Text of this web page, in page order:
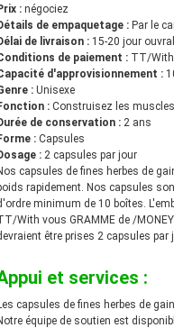
: négociez
de empaquetage : Par le
de livraison : 15-20 jour
de paiement : TT/With
d'approvisionnement :
: Unisexe
: Construisez les
de conservation : 2 ans
: Capsules
: 2 capsules par jour
capsules de fines herbes de
rapidement. Nos capsules
minimum de 10 boîtes.
With vous GRAMME de /
être prises 2 capsules par
et services :
capsules de fines herbes de
équipe de soutien est